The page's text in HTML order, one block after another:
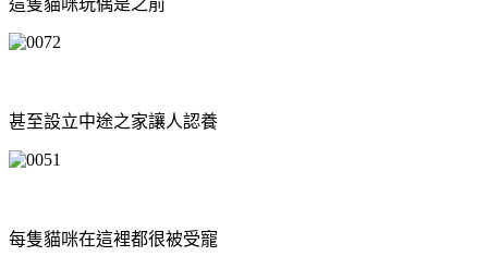
甚至設立中途之家讓人認養
每隻貓咪在這裡都很被受寵